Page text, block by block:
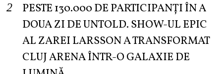
PESTE 130.000 DE PARTICIPANȚI ÎN A
DOUA ZI DE UNTOLD. SHOW-UL EPIC
AL ZAREI LARSSON A TRANSFORMAT
CLUJ ARENA ÎNTR-O GALAXIE DE